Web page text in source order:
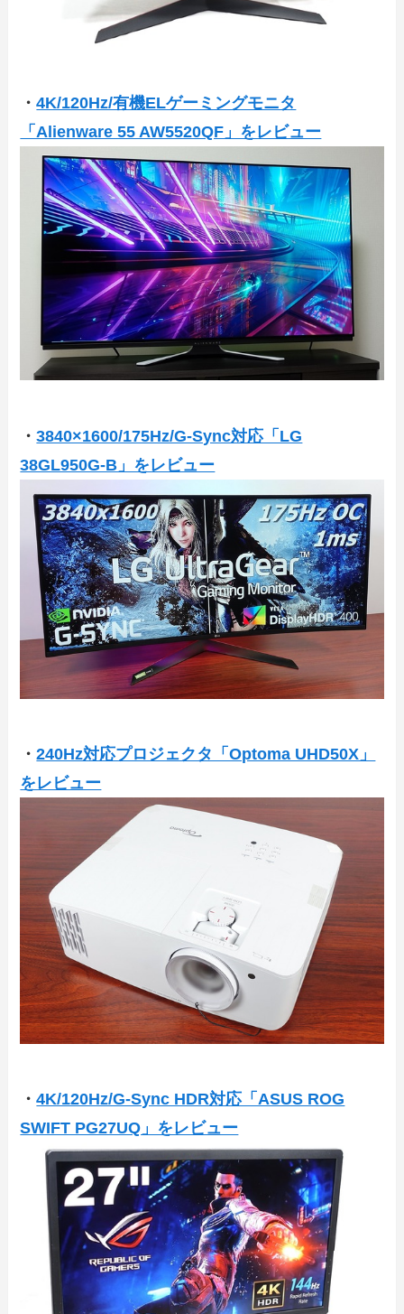
・4K/120Hz/有機ELゲーミングモニタ
「Alienware 55 AW5520QF」をレビュー
・3840×1600/175Hz/G-Sync対応「LG
38GL950G-B」をレビュー
・240Hz対応プロジェクタ「Optoma UHD50X」
をレビュー
・4K/120Hz/G-Sync HDR対応「ASUS ROG
SWIFT PG27UQ」をレビュー